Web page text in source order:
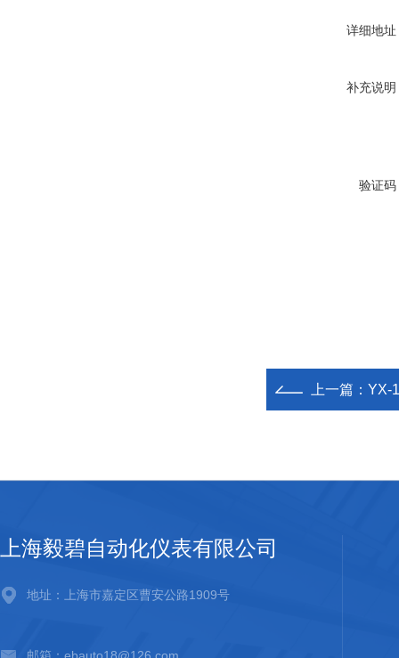
详细地址
补充说明
验证码
上一篇： YX-
上海毅碧自动化仪表有限公司
地址：上海市嘉定区曹安公路1909号